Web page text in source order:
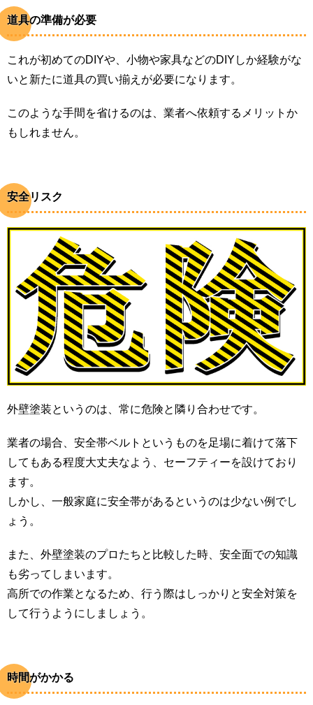
道具の準備が必要
これが初めてのDIYや、小物や家具などのDIYしか経験がな
いと新たに道具の買い揃えが必要になります。
このような手間を省けるのは、業者へ依頼するメリットか
もしれません。
安全リスク
外壁塗装というのは、常に危険と隣り合わせです。
業者の場合、安全帯ベルトというものを足場に着けて落下
してもある程度大丈夫なよう、セーフティーを設けており
ます。
しかし、一般家庭に安全帯があるというのは少ない例でし
ょう。
また、外壁塗装のプロたちと比較した時、安全面での知識
も劣ってしまいます。
高所での作業となるため、行う際はしっかりと安全対策を
して行うようにしましょう。
時間がかかる